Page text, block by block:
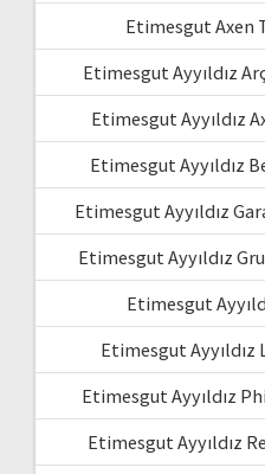
Etimesgut Axen
Etimesgut Ayyıldız
Etimesgut Ayyıldız
Etimesgut Ayyıldız
Etimesgut Ayyıldız
Etimesgut Ayyıldız
Etimesgut
Etimesgut Ayyıldız
Etimesgut Ayyıldız
Etimesgut Ayyıldız